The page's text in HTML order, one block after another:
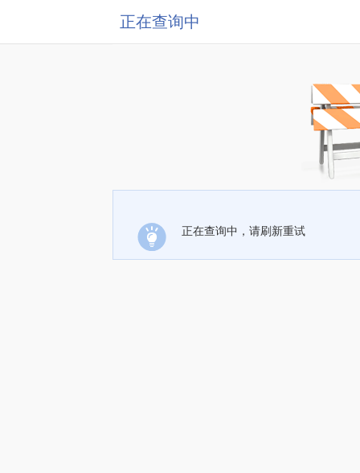
正在查询中
正在查询中，请刷新重试